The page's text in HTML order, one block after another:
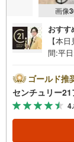
画像
おすす
【本
間:平
線「出
年4月
スグル
28年連
崎・
売却
ゴールド推
センチュリー